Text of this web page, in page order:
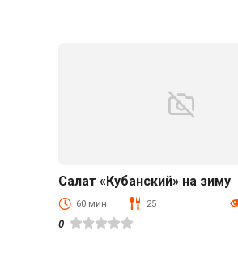
Салат «Кубанский» на зиму
60 мин. 25
0